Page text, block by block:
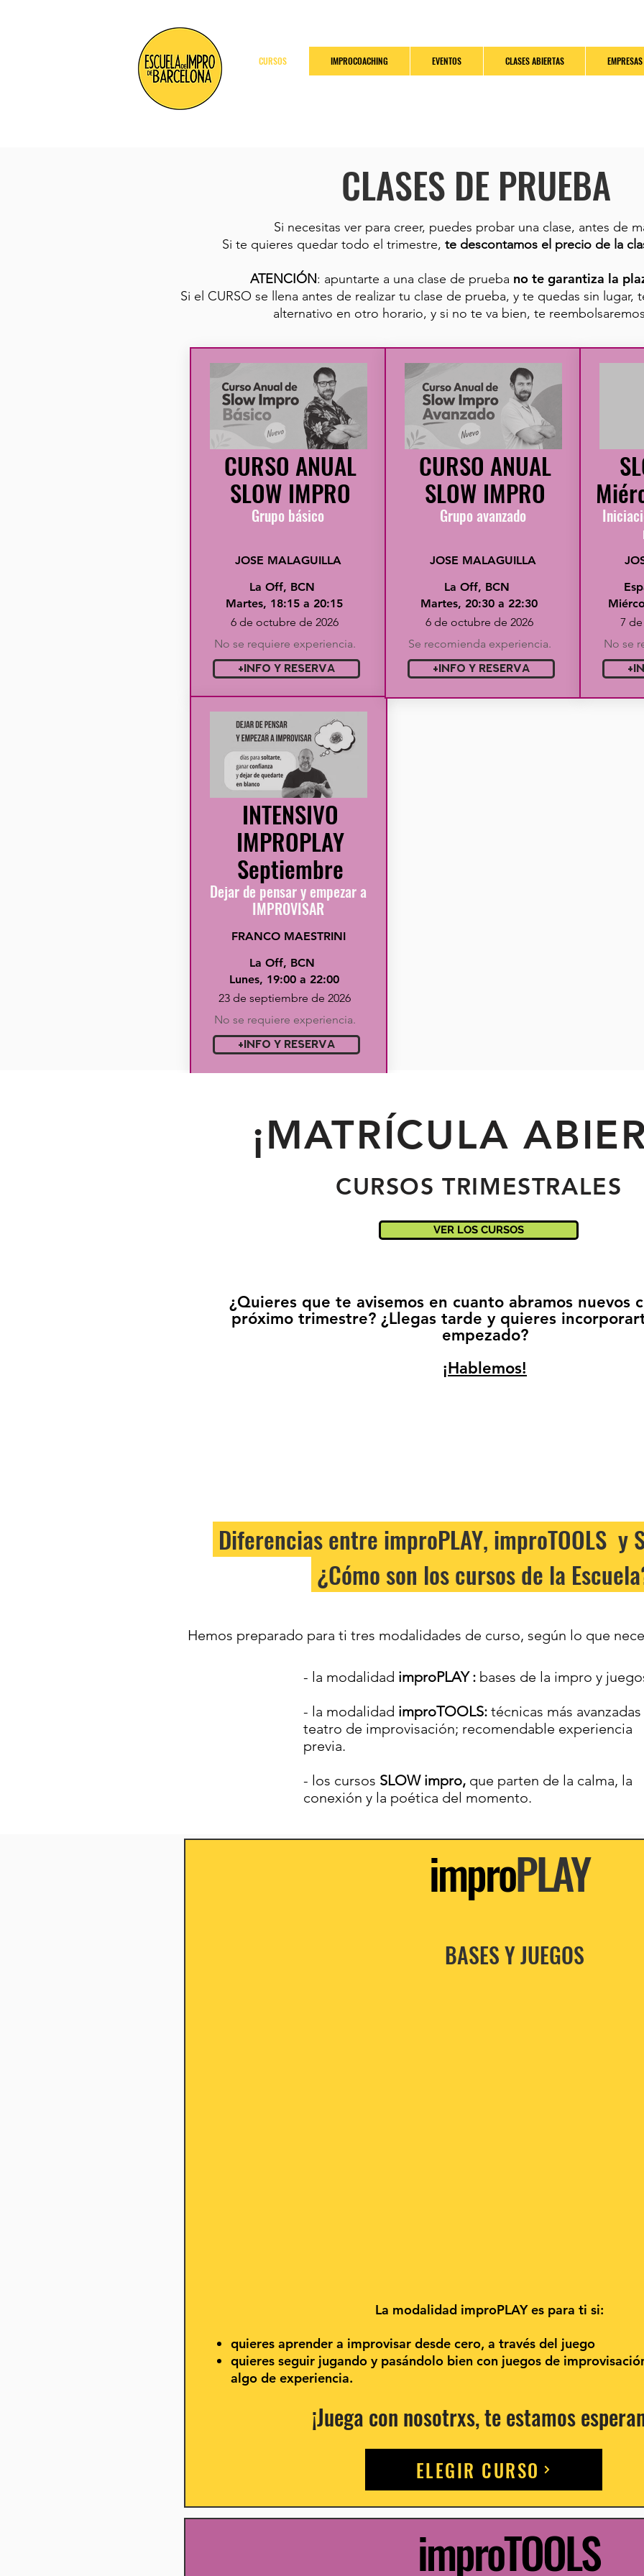
CURSOS IMPROCOACHING EVENTOS CLASES ABIERTAS EMPRESAS
CLASES DE PRUEBA
Si necesitas ver para creer, puedes probar una clase, antes de
Si te quieres quedar todo el trimestre, te descontamos el precio de la
ATENCIÓN: apuntarte a una clase de prueba no te garantiza la
Si el CURSO se llena antes de realizar tu clase de prueba, y te quedas sin lugar,
alternativo en otro horario, y si no te va bien, te
CURSO ANUAL
SLOW IMPRO
Grupo básico
JOSE MALAGUILLA
La Off, BCN
Martes, 18:15 a 20:15
6 de octubre de 2026
No se requiere experiencia.
+INFO Y RESERVA
INTENSIVO
IMPROPLAY
Septiembre
Dejar de pensar y empezar a
IMPROVISAR
FRANCO MAESTRINI
La Off, BCN
Lunes, 19:00 a 22:00
23 de septiembre de 2026
No se requiere experiencia.
+INFO Y RESERVA
CURSO ANUAL
SLOW IMPRO
Grupo avanzado
JOSE MALAGUILLA
La Off, BCN
Martes, 20:30 a 22:30
6 de octubre de 2026
Se recomienda experiencia.
+INFO Y RESERVA
7
No se
¡MATRÍCULA
CURSOS TRIMESTRALES
VER LOS CURSOS
¿Quieres que te avisemos en cuanto abramos nuevos
próximo trimestre? ¿Llegas tarde y quieres
empezado?
¡Hablemos!
Diferencias entre improPLAY, improTOOLS y
¿Cómo son los cursos de la
Hemos preparado para ti tres modalidades de curso, según lo que
- la modalidad improPLAY : bases de la impro y
- la modalidad improTOOLS: técnicas más
teatro de improvisación; recomendable experiencia
previa.
- los cursos SLOW impro, que parten de la calma, la
conexión y la poética del momento.
improPLAY
BASES Y JUEGOS
La modalidad improPLAYes para ti si:
quieres aprender a improvisar desde cero, a través del juego
quieres seguir jugandoy pasándolo bien con juegos de
algo de experiencia.
¡Juega con nosotrxs,te estamos
ELEGIR CURSO
improTOOLS